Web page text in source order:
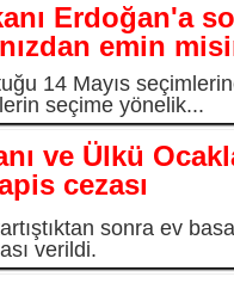
Erdoğan'a
emin
14 Mayıs
seçime yönelik...
ve Ülkü
cezası
sonra ev
verildi.